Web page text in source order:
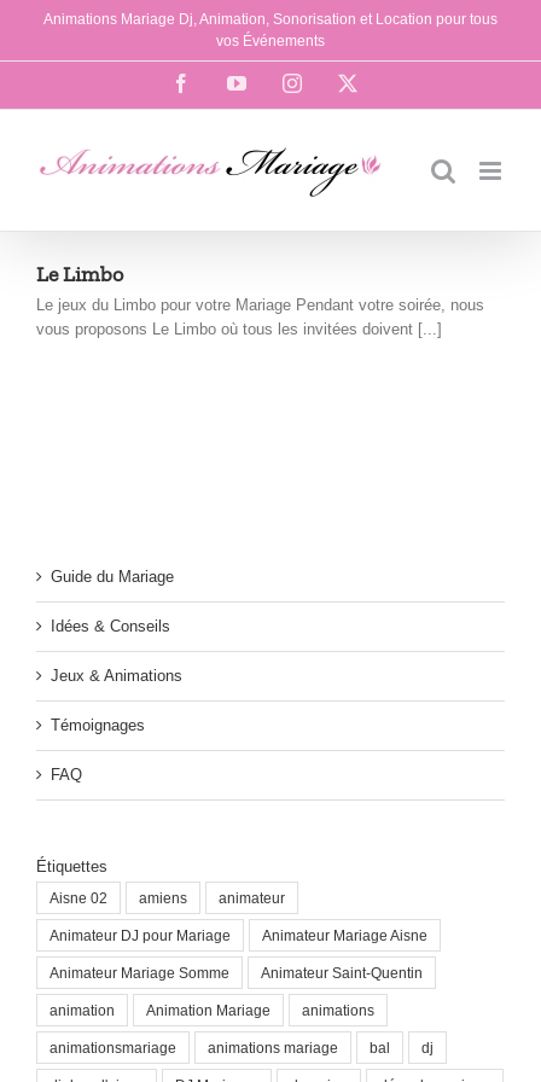
Passer
contenu
Animations Mariage Dj, Animation, Sonorisation et Location pour tous
vos Événements
FacebookYouTubeInstagram
Le Limbo
Le jeux du Limbo pour votre Mariage Pendant votre soirée, nous
vous proposons Le Limbo où tous les invitées doivent [...]
Guide du Mariage
Idées & Conseils
Jeux & Animations
Témoignages
FAQ
Étiquettes
Aisne 02 amiens animateur
Animateur DJ pour Mariage Animateur Mariage Aisne
Animateur Mariage Somme Animateur Saint-Quentin
animation Animation Mariage animations
animationsmariage animations mariage bal dj